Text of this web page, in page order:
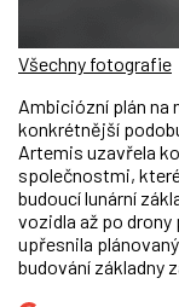
Všechny fotografie
Ambiciózní plán na
konkrétnější
Artemis uzavřela
společnostmi,
budoucí lunární
vozidla až po
upřesnila
budování základny